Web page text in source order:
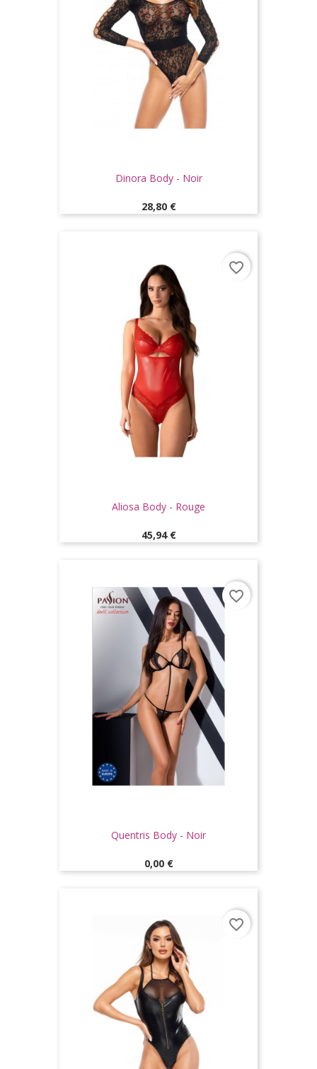
Dinora Body - Noir
Prix
28,80 €
Aliosa Body - Rouge
Prix
45,94 €
favorite_border
Quentris Body - Noir
Prix
0,00 €
favorite_border
favorite_border